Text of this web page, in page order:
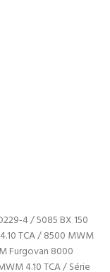
4 / 5085 BX 150
TCA / 8500 MWM
Furgovan 8000
4.10 TCA / Série